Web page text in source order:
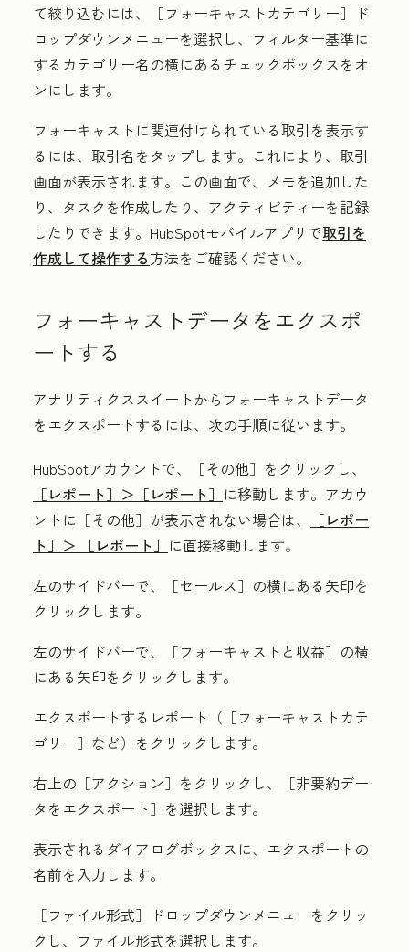
て絞り込むには、［フォーキャストカテゴリー］
ド
ロップダウンメニューを選択し、フィルター基準に
するカテゴリー名の横にあるチェックボックスをオ
ンにします。
フォーキャストに関連付けられている取引を表示す
るには、 取引名 をタップします。これにより、取引
画面が表示されます。この画面で、メモを追加した
り、タスクを作成したり、アクティビティーを記録
したりできます。HubSpotモバイルアプリで取引を
作成して操作する方法をご確認ください。
フォーキャストデータをエクスポ
ートする
アナリティクススイートからフォーキャストデータ
をエクスポートするには、次の手順に従います。
HubSpotアカウントで、
［その他］をクリックし、
［レポート］＞ ［レポート］ に移動します。アカウ
ントに ［その他］が表示されない場合は、
［レポー
ト］＞
［レポート］ に直接移動します。
左のサイドバーで、［セールス］ の横にある矢印を
クリックします。
左のサイドバーで、［フォーキャストと収益］ の横
にある矢印をクリックします。
エクスポートする レポート （［フォーキャストカテ
ゴリー］ など）をクリックします。
右上の［アクション］ をクリックし、［非要約デー
タをエクスポート］ を選択します。
表示されるダイアログボックスに、エクスポートの
名前を入力します。
［ファイル形式］
ドロップダウンメニューをクリッ
クし、
ファイル形式を選択します。